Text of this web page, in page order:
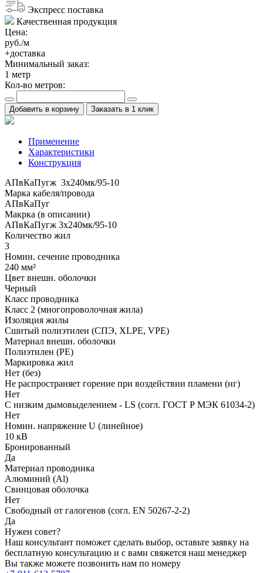
Экспресс поставка
Качественная продукция
Цена:
руб./м
+доставка
Минимальный заказ:
1 метр
Кол-во метров:
Добавить в корзину Заказать в 1 клик
Применение
Характеристики
Конструкция
АПвКаПугж 3x240мк/95-10
Марка кабеля/провода
АПвКаПуг
Макрка (в описании)
АПвКаПугж 3x240мк/95-10
Количество жил
3
Номин. сечение проводника
240 мм²
Цвет внешн. оболочки
Черный
Класс проводника
Класс 2 (многопроволочная жила)
Изоляция жилы
Сшитый полиэтилен (СПЭ, XLPE, VPE)
Материал внешн. оболочки
Полиэтилен (PE)
Маркировка жил
Нет (без)
Не распространяет горение при воздействии пламени (нг)
Нет
С низким дымовыделением - LS (согл. ГОСТ Р МЭК 61034-2)
Нет
Номин. напряжение U (линейное)
10 кВ
Бронированный
Да
Материал проводника
Алюминий (Al)
Свинцовая оболочка
Нет
Свободный от галогенов (согл. EN 50267-2-2)
Да
Нужен совет?
Наш консультант поможет сделать выбор, оставьте заявку на
бесплатную консультацию и с вами свяжется наш менеджер
Вы также можете позвонить нам по номеру